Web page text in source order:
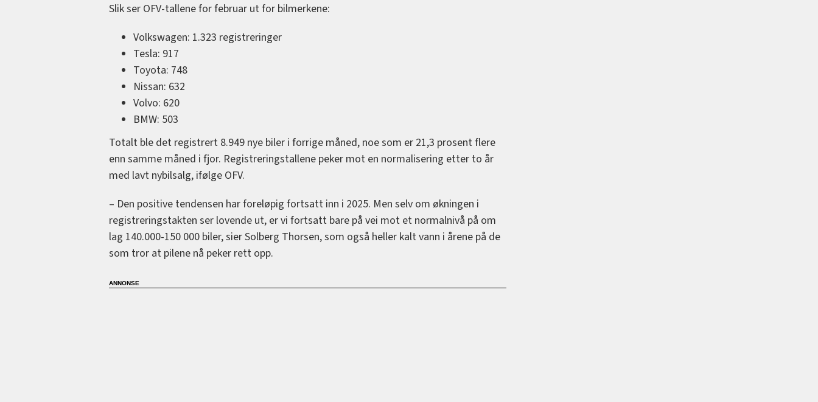
Slik ser OFV-tallene for februar ut for bilmerkene:
Volkswagen: 1.323 registreringer
Tesla: 917
Toyota: 748
Nissan: 632
Volvo: 620
BMW: 503
Totalt ble det registrert 8.949 nye biler i forrige måned, noe som er 21,3 prosent flere
enn samme måned i fjor. Registreringstallene peker mot en normalisering etter to år
med lavt nybilsalg, ifølge OFV.
– Den positive tendensen har foreløpig fortsatt inn i 2025. Men selv om økningen i
registreringstakten ser lovende ut, er vi fortsatt bare på vei mot et normalnivå på om
lag 140.000-150 000 biler, sier Solberg Thorsen, som også heller kalt vann i årene på de
som tror at pilene nå peker rett opp.